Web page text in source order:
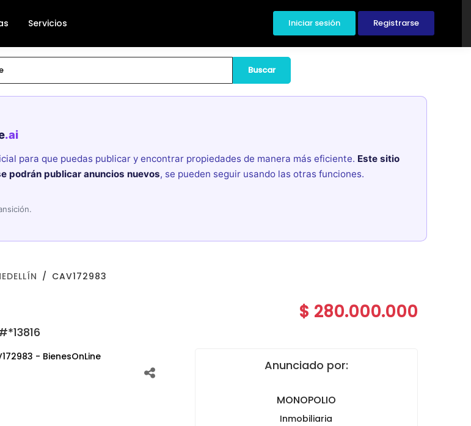
Servicios Iniciar sesión Registrarse
Buscar
.ai
para que puedas publicar y encontrar propiedades de manera más eficiente. Este sitio
podrán publicar anuncios nuevos, se pueden seguir usando las otras funciones.
CAV172983
$ 280.000.000
Anunciado por:
MONOPOLIO
Inmobiliaria